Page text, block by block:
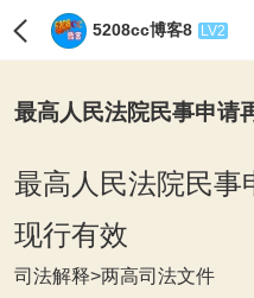
5208cc博客8 LV2
最高人民法院民事申请
最高人民法院民事
现行有效
司法解释>两高司法文件